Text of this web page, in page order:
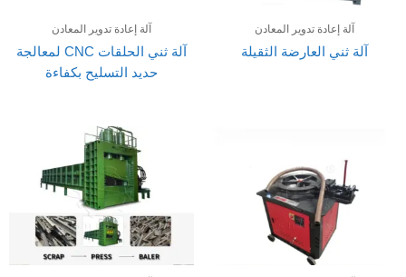
آلة إعادة تدوير المعادن
آلة ثني العارضة الثقيلة
آلة إعادة تدوير المعادن
آلة ثني الحلقات CNC لمعالجة
حديد التسليح بكفاءة